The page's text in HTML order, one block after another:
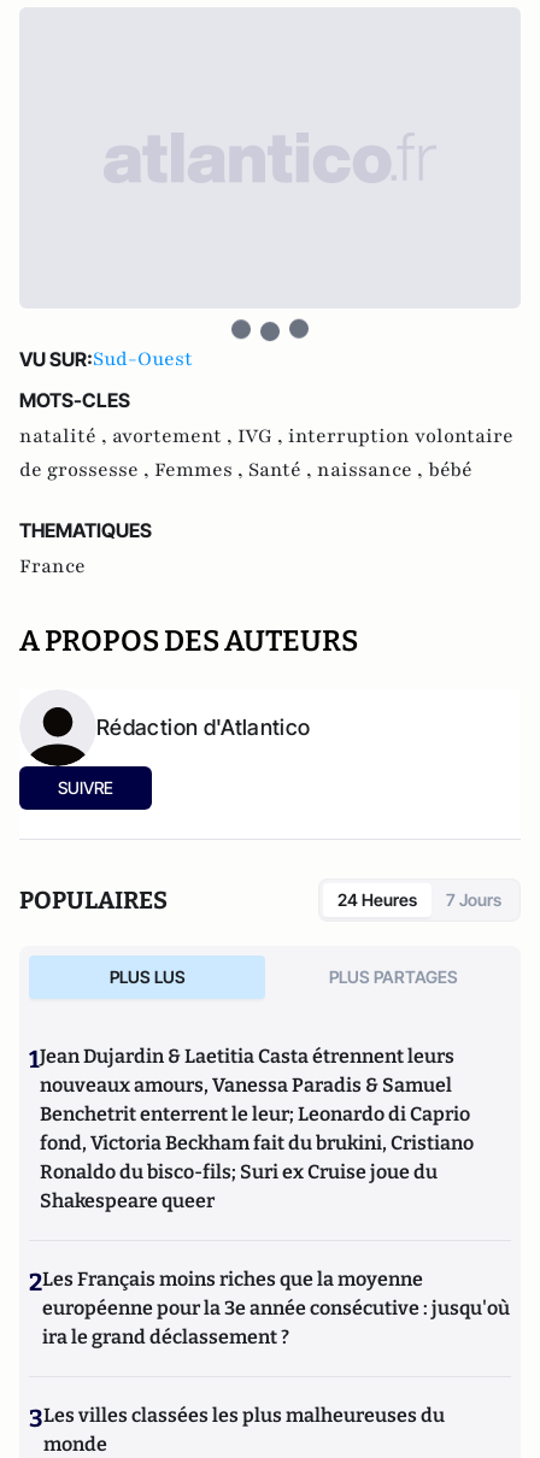
VU SUR:Sud-Ouest
MOTS-CLES
natalité , avortement , IVG , interruption volontaire
de grossesse , Femmes , Santé , naissance , bébé
THEMATIQUES
France
A PROPOS DES AUTEURS
Rédaction d'Atlantico
SUIVRE
POPULAIRES 24 Heures 7 Jours
PLUS LUS PLUS PARTAGES
1Jean Dujardin & Laetitia Casta étrennent leurs
nouveaux amours, Vanessa Paradis & Samuel
Benchetrit enterrent le leur; Leonardo di Caprio
fond, Victoria Beckham fait du brukini, Cristiano
Ronaldo du bisco-fils; Suri ex Cruise joue du
Shakespeare queer
2Les Français moins riches que la moyenne
européenne pour la 3e année consécutive : jusqu'où
ira le grand déclassement ?
3Les villes classées les plus malheureuses du
monde